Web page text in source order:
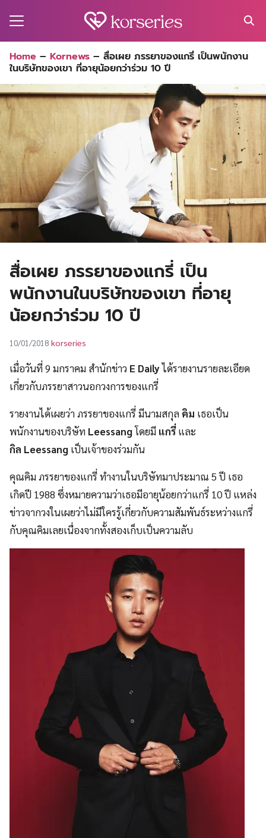
for:
Home – Kornews – สื่อเผย ภรรยาของแกรี่ เป็นพนักงาน
ในบริษัทของเขา ที่อายุน้อยกว่าร่วม 10 ปี
สื่อเผย ภรรยาของแกรี่ เป็น
พนักงานในบริษัทของเขา ที่อายุ
น้อยกว่าร่วม 10 ปี
10/01/2018 korseries
เมื่อวันที่ 9 มกราคม สำนักข่าว E Dailyได้รายงานรายละเอียด
เกี่ยวกับภรรยาสาวนอกวงการของแกรี่
รายงานได้เผยว่า ภรรยาของแกรี่ มีนามสกุล คิม เธอเป็น
พนักงานของบริษัท Leessangโดยมี แกรี่และ
กิล Leessang เป็นเจ้าของร่วมกัน
คุณคิม ภรรยาของแกรี่ ทำงานในบริษัทมาประมาณ 5 ปี เธอ
เกิดปี 1988 ซึ่งหมายความว่าเธอมีอายุน้อยกว่าแกรี่ 10 ปี แหล่ง
ข่าวจากวงในเผยว่าไม่มีใครรู้เกี่ยวกับความสัมพันธ์ระหว่างแกรี่
กับคุณคิมเลยเนื่องจากทั้งสองเก็บเป็นความลับ